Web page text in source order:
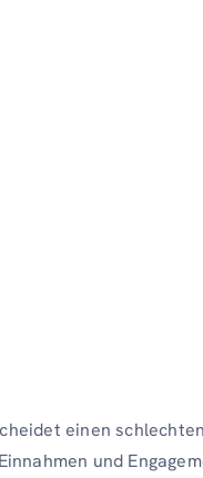
einen
und